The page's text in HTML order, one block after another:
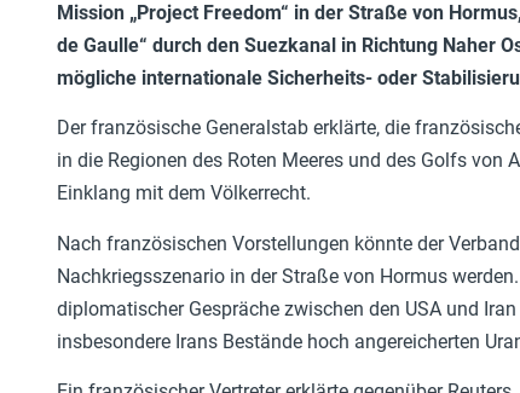
Mission „Project Freedom“ in der Straße von
de Gaulle“ durch den Suezkanal in Richtung Naher
mögliche internationale Sicherheits- oder
Der französische Generalstab erklärte, die
in die Regionen des Roten Meeres und des Golfs
Einklang mit dem Völkerrecht.
Nach französischen Vorstellungen könnte der
Nachkriegsszenario in der Straße von Hormus
diplomatischer Gespräche zwischen den USA und
insbesondere Irans Bestände hoch angereicherten